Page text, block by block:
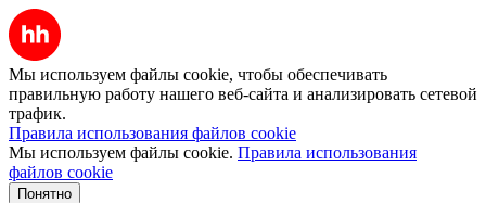
Мы используем файлы cookie, чтобы обеспечивать
правильную работу нашего веб-сайта и анализировать сетевой
трафик.
Правила использования файлов cookie
Мы используем файлы cookie. Правила использования
файлов cookie
Понятно